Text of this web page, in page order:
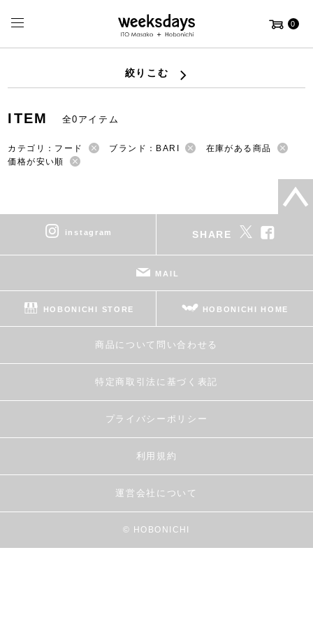
0
絞りこむ
ITEM 全0アイテム
カテゴリ：フード ブランド：BARI
在庫がある商品
価格が安い順
instagram SHARE
MAIL
HOBONICHI STORE HOBONICHI HOME
商品について問い合わせる
特定商取引法に基づく表記
プライバシーポリシー
利用規約
運営会社について
© HOBONICHI